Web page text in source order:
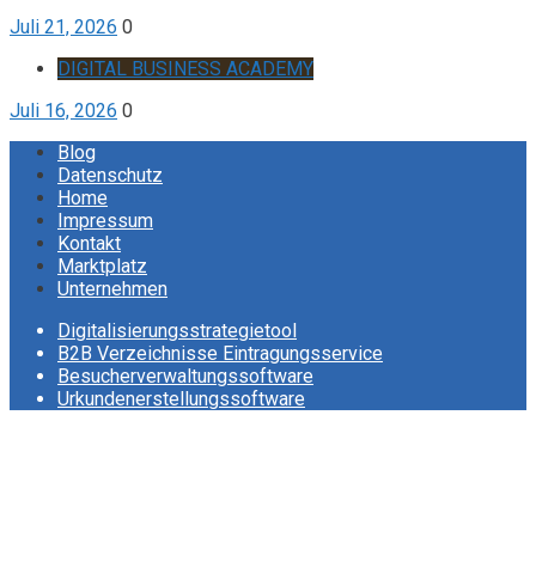
Juli 21, 2026 0
DIGITAL BUSINESS ACADEMY
Juli 16, 2026 0
Blog
Datenschutz
Home
Impressum
Kontakt
Marktplatz
Unternehmen
Digitalisierungsstrategietool
B2B Verzeichnisse Eintragungsservice
Besucherverwaltungssoftware
Urkundenerstellungssoftware